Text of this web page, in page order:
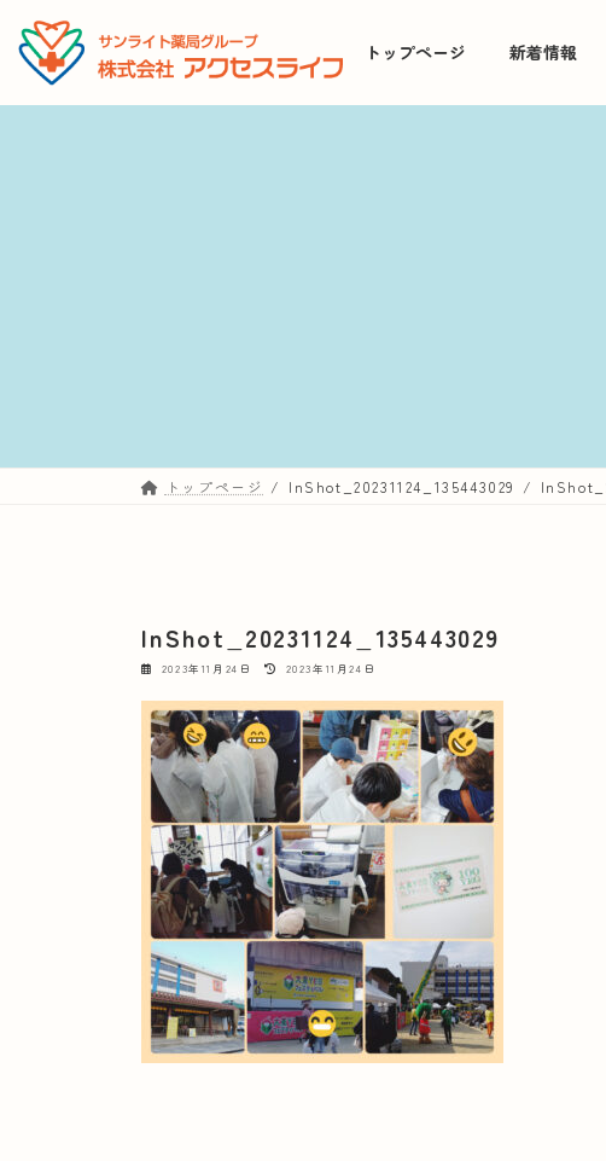
ン
ン
ビ
ー
トップページ 新着情報
トップページ InShot_20231124_135443029
InShot_20231124_135443029
2023年11月24日
最
更
新
日
時
2023年11月24日